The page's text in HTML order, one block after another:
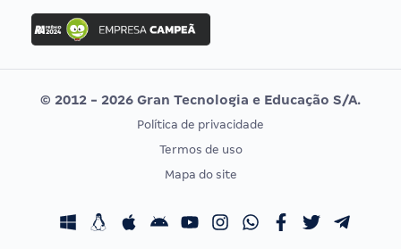
Concurso Ibama
Concurso MPU
Editais publicados
Vunesp
CONCURSOS POR PROFISSÃO
Concursos Fiscais
EXAME DE ORDEM
Calendário OAB
© 2012 - 2026 Gran Tecnologia e Educação S/A.
Política de privacidade
Termos de uso
Mapa do site